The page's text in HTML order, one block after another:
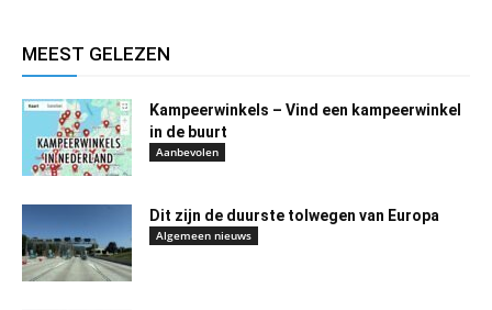
MEEST GELEZEN
Kampeerwinkels – Vind een kampeerwinkel
in de buurt
Aanbevolen
Dit zijn de duurste tolwegen van Europa
Algemeen nieuws